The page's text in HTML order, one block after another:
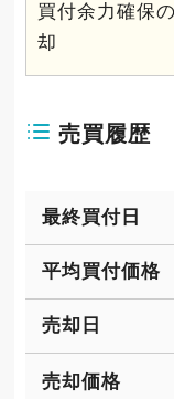
買付余力確保
却
売買履歴
最終買付日
平均買付価格
売却日
売却価格